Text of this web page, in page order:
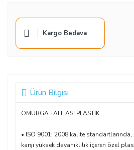
Kargo Bedava
Ürün Bilgisi
OMURGA TAHTASI PLASTİK
• ISO 9001: 2008 kalite standartlarında,
karşı yüksek dayanıklılık içeren özel